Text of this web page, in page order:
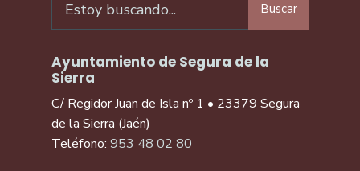
Buscar
Ayuntamiento de Segura de la
Sierra
C/ Regidor Juan de Isla nº 1 • 23379 Segura
de la Sierra (Jaén)
Teléfono: 953 48 02 80